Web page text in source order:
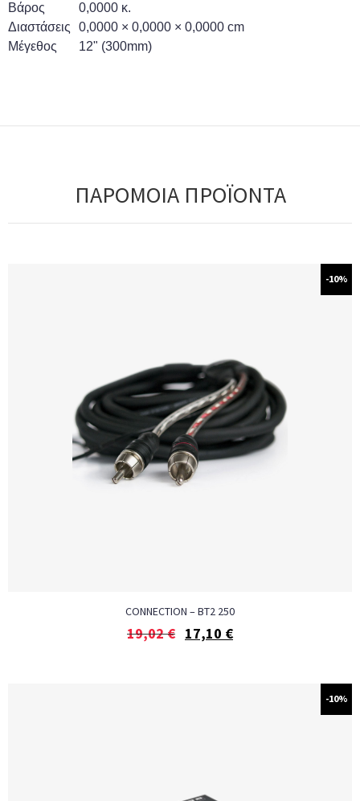
Βάρος
0,0000 κ.
Διαστάσεις
0,0000 × 0,0000 × 0,0000 cm
Μέγεθος
12" (300mm)
ΠΑΡΟΜΟΙΑ ΠΡΟΪΟΝΤΑ
-10%
CONNECTION – BT2 250
19,02€ 17,10 €
-10%